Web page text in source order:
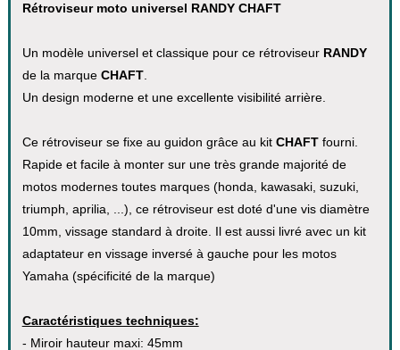
Rétroviseur moto universel RANDY CHAFT
Un modèle universel et classique pour ce rétroviseur RANDY
de la marque CHAFT.
Un design moderne et une excellente visibilité arrière.
Ce rétroviseur se fixe au guidon grâce au kit CHAFT fourni.
Rapide et facile à monter sur une très grande majorité de
motos modernes toutes marques (honda, kawasaki, suzuki,
triumph, aprilia, ...), ce rétroviseur est doté d'une vis diamètre
10mm, vissage standard à droite. Il est aussi livré avec un kit
adaptateur en vissage inversé à gauche pour les motos
Yamaha (spécificité de la marque)
Caractéristiques techniques:
- Miroir hauteur maxi: 45mm